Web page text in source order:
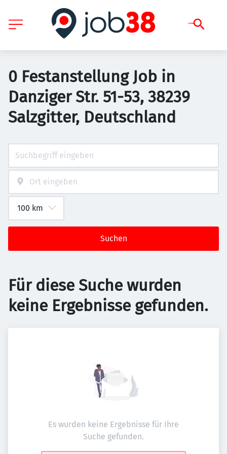
0 Festanstellung Job in
Danziger Str. 51-53, 38239
Salzgitter, Deutschland
Suchen
Für diese Suche wurden
keine Ergebnisse gefunden.
Es wurden keine Ergebnisse für Ihre
Suche gefunden.